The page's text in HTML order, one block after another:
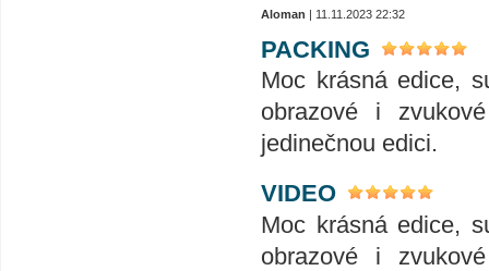
Aloman | 11.11.2023 22:32
PACKING
Moc krásná edice,
obrazové i
jedinečnou edici.
VIDEO
Moc krásná edice,
obrazové i